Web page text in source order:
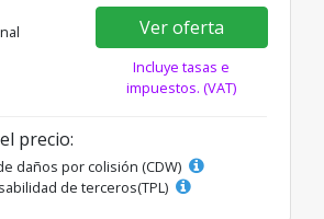
Ver oferta
Incluye tasas e
impuestos. (VAT)
precio:
daños por colisión (CDW)
de terceros(TPL)